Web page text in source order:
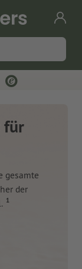
für
gesamte
der
1